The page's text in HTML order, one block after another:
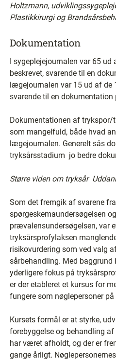
Holtzmann,
Plastikkirurgi og
Dokumentation
I sygeplejejournalen var 65
beskrevet, svarende til en
lægejournalen var 15 ud af de
svarende til en dokumentation
Dokumentationen af trykspor/
som mangelfuld, både hvad
lægejournalen. Generelt sås
tryksårsstadium ­ jo bedre
Større viden om tryksår
Som det fremgik af svarene fra
spørgeskemaundersøgelsen
prævalensundersøgelsen, var
tryksårsprofylaksen
risikovurdering som ved valg
sårbehandling. Med
yderligere fokus på
er der etableret et kursus for
fungere som nøglepersoner på
Kursets formål er at styrke,
forebyggelse og behandling
har været afholdt, og der er
gange årligt.